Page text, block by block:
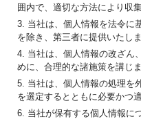
囲内で、適切な方法により収集
3. 当社は、個人情報を法令に
を除き、第三者に提供いたしま
4. 当社は、個人情報の改ざん
めに、合理的な諸施策を講じま
5. 当社は、個人情報の処理を
を選定するとともに必要かつ
6. 当社が保有する個人情報に